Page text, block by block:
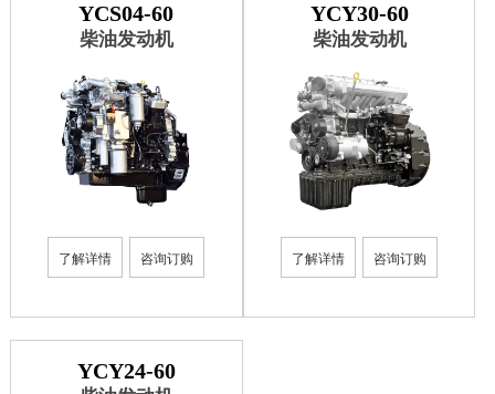
YCS04-60
柴油发动机
了解详情 咨询订购
YCY30-60
柴油发动机
了解详情 咨询订购
YCY24-60